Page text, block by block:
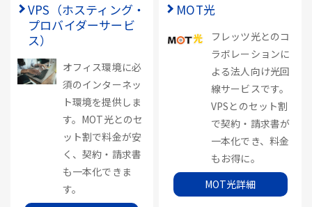
VPS（ホスティング・
プロバイダーサービ
ス）
オフィス環境に必
須のインターネッ
ト環境を提供しま
す。MOT光とのセ
ット割で料金が安
く、契約・請求書
も一本化できま
す。
MOT光
フレッツ光とのコ
ラボレーションに
よる法人向け光回
線サービスです。
VPSとのセット割
で契約・請求書が
一本化でき、料金
もお得に。
MOT光詳細